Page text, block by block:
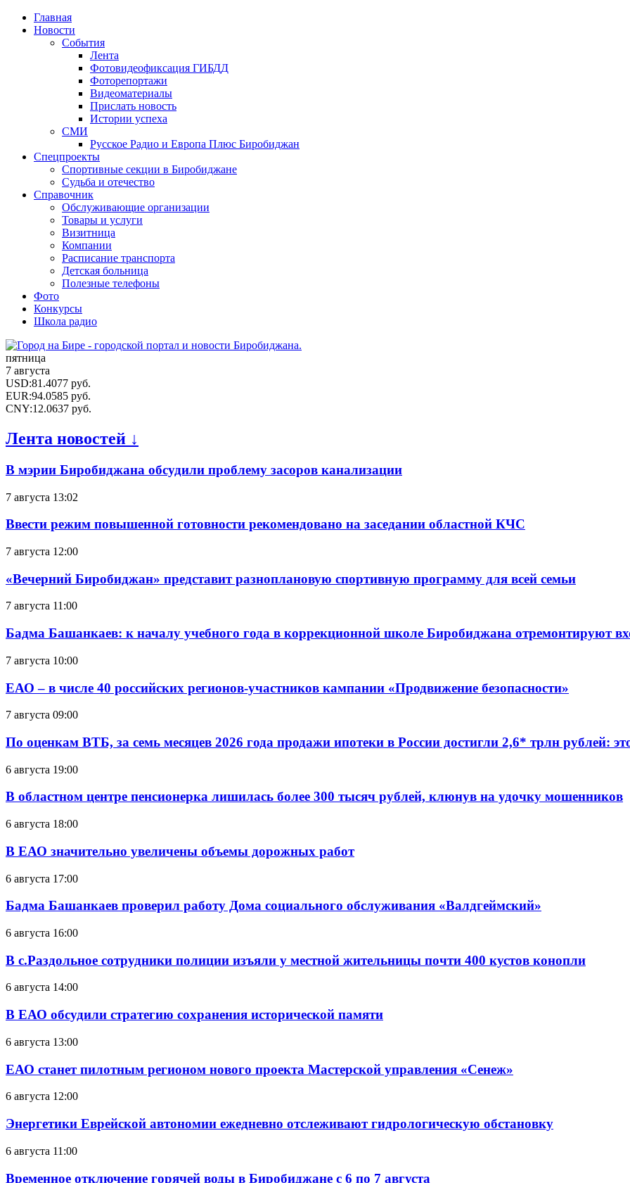
Главная
Новости
События
Лента
Фотовидеофиксация ГИБДД
Фоторепортажи
Видеоматериалы
Прислать новость
Истории успеха
СМИ
Русское Радио и Европа Плюс Биробиджан
Спецпроекты
Спортивные секции в Биробиджане
Судьба и отечество
Справочник
Обслуживающие организации
Товары и услуги
Визитница
Компании
Расписание транспорта
Детская больница
Полезные телефоны
Фото
Конкурсы
Школа радио
пятница
7 августа
USD:81.4077 руб.
EUR:94.0585 руб.
CNY:12.0637 руб.
Лента новостей ↓
В мэрии Биробиджана обсудили проблему засоров канализации
7 августа 13:02
Ввести режим повышенной готовности рекомендовано на заседании областной КЧС
7 августа 12:00
«Вечерний Биробиджан» представит разноплановую спортивную программу для всей семьи
7 августа 11:00
Бадма Башанкаев: к началу учебного года в коррекционной школе Биробиджана отремонтируют
7 августа 10:00
ЕАО – в числе 40 российских регионов-участников кампании «Продвижение безопасности»
7 августа 09:00
По оценкам ВТБ, за семь месяцев 2026 года продажи ипотеки в России достигли 2,6* трлн рублей:
6 августа 19:00
В областном центре пенсионерка лишилась более 300 тысяч рублей, клюнув на удочку мошенников
6 августа 18:00
В ЕАО значительно увеличены объемы дорожных работ
6 августа 17:00
Бадма Башанкаев проверил работу Дома социального обслуживания «Валдгеймский»
6 августа 16:00
В с.Раздольное сотрудники полиции изъяли у местной жительницы почти 400 кустов конопли
6 августа 14:00
В ЕАО обсудили стратегию сохранения исторической памяти
6 августа 13:00
ЕАО станет пилотным регионом нового проекта Мастерской управления «Сенеж»
6 августа 12:00
Энергетики Еврейской автономии ежедневно отслеживают гидрологическую обстановку
6 августа 11:00
Временное отключение горячей воды в Биробиджане с 6 по 7 августа